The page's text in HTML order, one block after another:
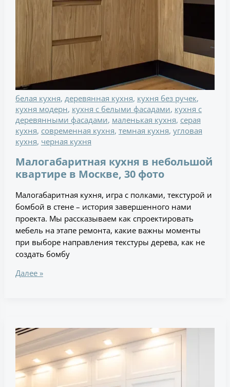
белая кухня, деревянная кухня, кухня без ручек,
кухня модерн, кухня с белыми фасадами, кухня с
деревянными фасадами, маленькая кухня, серая
кухня, современная кухня, темная кухня, угловая
кухня, черная кухня
Малогабаритная кухня в небольшой
квартире в Москве, 30 фото
Малогабаритная кухня, игра с полками, текстурой и
бомбой в стене – история завершенного нами
проекта. Мы рассказываем как спроектировать
мебель на этапе ремонта, какие важны моменты
при выборе направления текстуры дерева, как не
создать бомбу
Далее »
кухни
без
оглядки
на
размеры